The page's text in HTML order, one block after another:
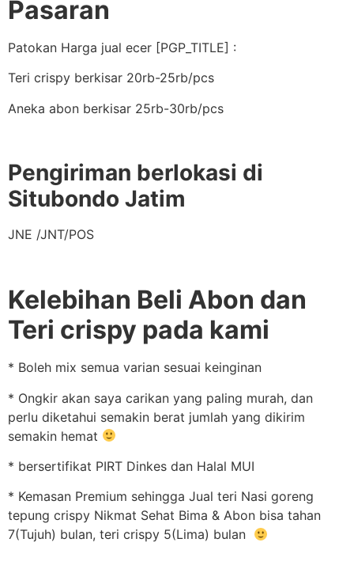
Pasaran
Patokan Harga jual ecer [PGP_TITLE] :
Teri crispy berkisar 20rb-25rb/pcs
Aneka abon berkisar 25rb-30rb/pcs
Pengiriman berlokasi di
Situbondo Jatim
JNE /JNT/POS
Kelebihan Beli Abon dan
Teri crispy pada kami
* Boleh mix semua varian sesuai keinginan
* Ongkir akan saya carikan yang paling murah, dan
perlu diketahui semakin berat jumlah yang dikirim
semakin hemat
* bersertifikat PIRT Dinkes dan Halal MUI
* Kemasan Premium sehingga Jual teri Nasi goreng
tepung crispy Nikmat Sehat Bima & Abon bisa tahan
7(Tujuh) bulan, teri crispy 5(Lima) bulan